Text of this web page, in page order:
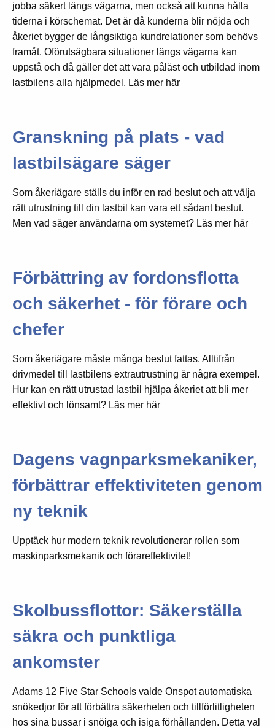
jobba säkert längs vägarna, men också att kunna hålla
tiderna i körschemat. Det är då kunderna blir nöjda och
åkeriet bygger de långsiktiga kundrelationer som behövs
framåt. Oförutsägbara situationer längs vägarna kan
uppstå och då gäller det att vara påläst och utbildad inom
lastbilens alla hjälpmedel. Läs mer här
Granskning på plats - vad
lastbilsägare säger
Som åkeriägare ställs du inför en rad beslut och att välja
rätt utrustning till din lastbil kan vara ett sådant beslut.
Men vad säger användarna om systemet? Läs mer här
Förbättring av fordonsflotta
och säkerhet - för förare och
chefer
Som åkeriägare måste många beslut fattas. Alltifrån
drivmedel till lastbilens extrautrustning är några exempel.
Hur kan en rätt utrustad lastbil hjälpa åkeriet att bli mer
effektivt och lönsamt? Läs mer här
Dagens vagnparksmekaniker,
förbättrar effektiviteten genom
ny teknik
Upptäck hur modern teknik revolutionerar rollen som
maskinparksmekanik och förareffektivitet!
Skolbussflottor: Säkerställa
säkra och punktliga
ankomster
Adams 12 Five Star Schools valde Onspot automatiska
snökedjor för att förbättra säkerheten och tillförlitligheten
hos sina bussar i snöiga och isiga förhållanden. Detta val